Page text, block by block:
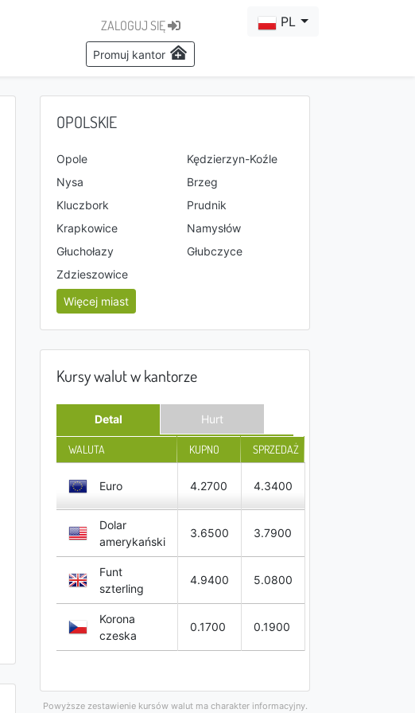
ZALOGUJ SIĘ
Promuj kantor
PL
OPOLSKIE
Opole
Kędzierzyn-Koźle
Nysa
Brzeg
Kluczbork
Prudnik
Krapkowice
Namysłów
Głuchołazy
Głubczyce
Zdzieszowice
Więcej miast
Kursy walut w kantorze
Detal Hurt
WALUTA KUPNO SPRZEDAŻ
Euro 4.2700 4.3400
Dolar
amerykański
3.6500 3.7900
Funt
szterling
4.9400 5.0800
Korona
czeska
0.1700 0.1900
Powyższe zestawienie kursów walut ma charakter informacyjny.